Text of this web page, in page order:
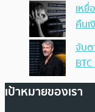
เหยื่
คืน
จับต
เป้าหมายของเรา